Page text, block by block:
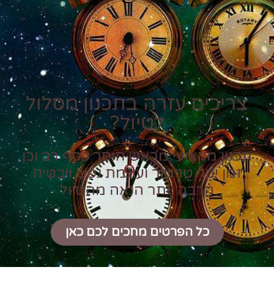
צריכים עזרה בתכנון מסלול
לטיול?
תכנון מקצועי מראש חוסך כסף רב וכן
זמן יקר טרטור ועוגמת נפש ויבטיח
הרבה יותר הנאה מהטיול
כל הפרטים מחכים לכם כאן